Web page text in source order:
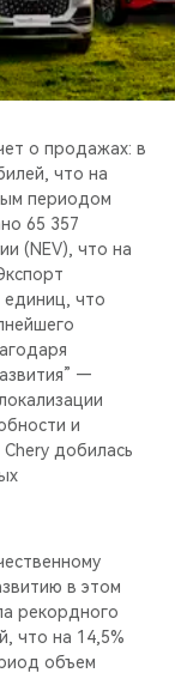
о продажах: в
что на
периодом
65 357
(NEV), что на
что
—
и
добилась
в этом
рекордного
что на 14,5%
объем